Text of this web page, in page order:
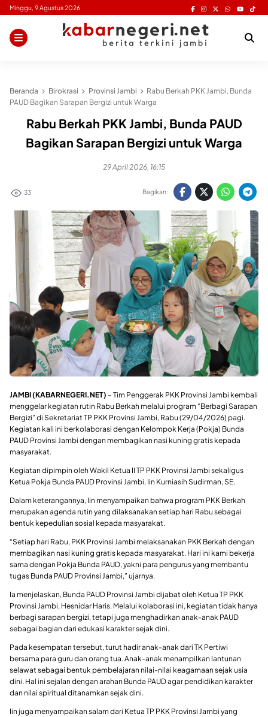
Skip
content
Minggu, 9 Agustus 2026
Beranda Birokrasi Provinsi Jambi
Rabu Berkah PKK Jambi, Bunda
PAUD Bagikan Sarapan Bergizi untuk Warga
Rabu Berkah PKK Jambi, Bunda PAUD
Bagikan Sarapan Bergizi untuk Warga
29 April 2026, 16:15
33 Bagikan:
JAMBI (KABARNEGERI.NET) – Tim Penggerak PKK Provinsi Jambi kembali
menggelar kegiatan rutin Rabu Berkah melalui program “Berbagi Sarapan
Bergizi” di Sekretariat TP PKK Provinsi Jambi, Rabu (29/04/2026) pagi.
Kegiatan kali ini berkolaborasi dengan Kelompok Kerja (Pokja) Bunda
PAUD Provinsi Jambi dengan membagikan nasi kuning gratis kepada
masyarakat.
Kegiatan dipimpin oleh Wakil Ketua II TP PKK Provinsi Jambi sekaligus
Ketua Pokja Bunda PAUD Provinsi Jambi, Iin Kurniasih Sudirman, SE.
Dalam keterangannya, Iin menyampaikan bahwa program PKK Berkah
merupakan agenda rutin yang dilaksanakan setiap hari Rabu sebagai
bentuk kepedulian sosial kepada masyarakat.
“Setiap hari Rabu, PKK Provinsi Jambi melaksanakan PKK Berkah dengan
membagikan nasi kuning gratis kepada masyarakat. Hari ini kami bekerja
sama dengan Pokja Bunda PAUD, yakni para pengurus yang membantu
tugas Bunda PAUD Provinsi Jambi,” ujarnya.
Ia menjelaskan, Bunda PAUD Provinsi Jambi dijabat oleh Ketua TP PKK
Provinsi Jambi, Hesnidar Haris. Melalui kolaborasi ini, kegiatan tidak hanya
berbagi sarapan bergizi, tetapi juga menghadirkan anak-anak PAUD
sebagai bagian dari edukasi karakter sejak dini.
Pada kesempatan tersebut, turut hadir anak-anak dari TK Pertiwi
bersama para guru dan orang tua. Anak-anak menampilkan lantunan
selawat sebagai bentuk pembelajaran nilai-nilai keagamaan sejak usia
dini. Hal ini sejalan dengan arahan Bunda PAUD agar pendidikan karakter
dan nilai spiritual ditanamkan sejak dini.
Iin juga menyampaikan salam dari Ketua TP PKK Provinsi Jambi yang